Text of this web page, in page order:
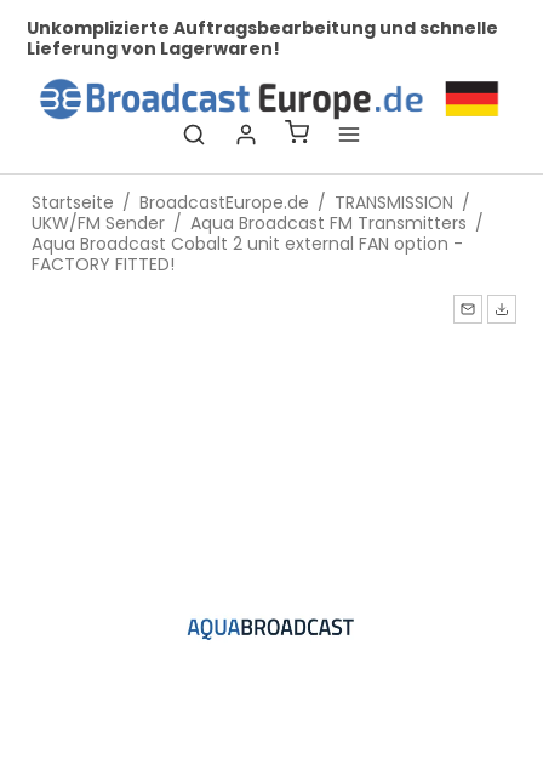
Unkomplizierte Auftragsbearbeitung und schnelle
Lieferung von Lagerwaren!
Startseite / BroadcastEurope.de / TRANSMISSION /
UKW/FM Sender / Aqua Broadcast FM Transmitters /
Aqua Broadcast Cobalt 2 unit external FAN option -
FACTORY FITTED!